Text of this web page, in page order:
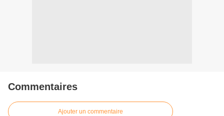
Commentaires
Ajouter un commentaire